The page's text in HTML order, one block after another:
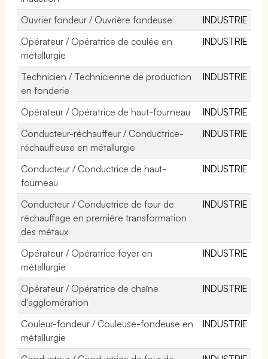
Ouvrier fondeur / Ouvrière fondeuse
INDUSTRIE
Opérateur / Opératrice de coulée en
métallurgie
INDUSTRIE
Technicien / Technicienne de production
en fonderie
INDUSTRIE
Opérateur / Opératrice de haut-fourneau
INDUSTRIE
Conducteur-réchauffeur / Conductrice-
réchauffeuse en métallurgie
INDUSTRIE
Conducteur / Conductrice de haut-
fourneau
INDUSTRIE
Conducteur / Conductrice de four de
réchauffage en première transformation
des métaux
INDUSTRIE
Opérateur / Opératrice foyer en
métallurgie
INDUSTRIE
Opérateur / Opératrice de chaîne
d'agglomération
INDUSTRIE
Couleur-fondeur / Couleuse-fondeuse en
métallurgie
INDUSTRIE